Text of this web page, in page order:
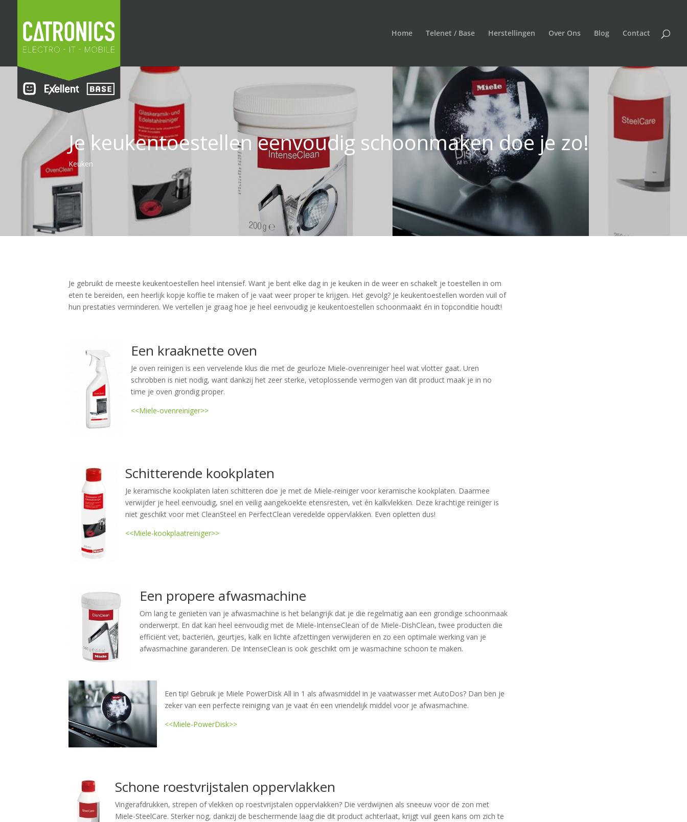
Home Telenet / Base Herstellingen Over Ons Blog Contact
Je keukentoestellen eenvoudig schoonmaken doe je zo!
Keuken
Je gebruikt de meeste keukentoestellen heel intensief. Want je bent elke dag in je keuken in de weer en schakelt je toestellen in om
eten te bereiden, een heerlijk kopje koffie te maken of je vaat weer proper te krijgen. Het gevolg? Je keukentoestellen worden vuil of
hun prestaties verminderen. We vertellen je graag hoe je heel eenvoudig je keukentoestellen schoonmaakt én in topconditie houdt!
Een kraaknette oven
Je oven reinigen is een vervelende klus die met de geurloze Miele-ovenreiniger heel wat vlotter gaat. Uren
schrobben is niet nodig, want dankzij het zeer sterke, vetoplossende vermogen van dit product maak je in no
time je oven grondig proper.
<<Miele-ovenreiniger>>
Schitterende kookplaten
Je keramische kookplaten laten schitteren doe je met de Miele-reiniger voor keramische kookplaten. Daarmee
verwijder je heel eenvoudig, snel en veilig aangekoekte etensresten, vet én kalkvlekken. Deze krachtige reiniger is
niet geschikt voor met CleanSteel en PerfectClean veredelde oppervlakken. Even opletten dus!
<<Miele-kookplaatreiniger>>
Een propere afwasmachine
Om lang te genieten van je afwasmachine is het belangrijk dat je die regelmatig aan een grondige schoonmaak
onderwerpt. En dat kan heel eenvoudig met de Miele-IntenseClean of de Miele-DishClean, twee producten die
efficiënt vet, bacteriën, geurtjes, kalk en lichte afzettingen verwijderen en zo een optimale werking van je
afwasmachine garanderen. De IntenseClean is ook geschikt om je wasmachine schoon te maken.
Een tip! Gebruik je Miele PowerDisk All in 1 als afwasmiddel in je vaatwasser met AutoDos? Dan ben je
zeker van een perfecte reiniging van je vaat én een vriendelijk middel voor je afwasmachine.
<<Miele-PowerDisk>>
Schone roestvrijstalen oppervlakken
Vingerafdrukken, strepen of vlekken op roestvrijstalen oppervlakken? Die verdwijnen als sneeuw voor de zon met
Miele-SteelCare. Sterker nog, dankzij de beschermende laag die dit product achterlaat, krijgt vuil geen kans om zich te